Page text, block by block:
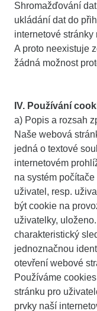
Shromažďování
ukládání dat do
internetové
A proto neexistuje
žádná možnost
IV. Používání
a) Popis a rozsah
Naše webová
jedná o textové
internetovém
na systém
uživatel, resp.
být cookie na
uživatelky,
charakteristický
jednoznačnou
otevření webové
Používáme
stránku pro
prvky naší